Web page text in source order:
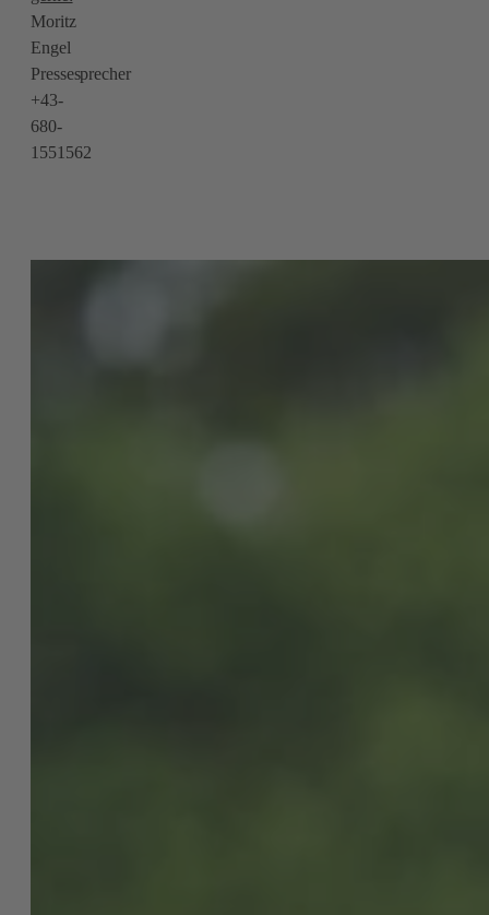
Moritz
Engel
Pressesprecher
+43-
680-
1551562